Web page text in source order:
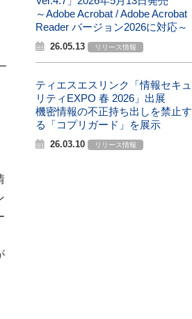
～Adobe Acrobat / Adobe Acrobat
Reader バージョン2026に対応～
26.05.13 リリース情報
ティエスエスリンク「情報セキュ
リティEXPO 春 2026」出展
機密情報の不正持ち出しを禁止す
る「コプリガード」を展示
26.03.10 リリース情報